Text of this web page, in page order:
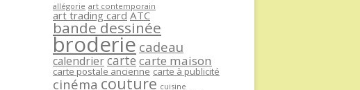
allégorie art contemporain
art trading card ATC
bande dessinée
broderie cadeau
calendriercartecarte maison
carte postale ancienne carte à publicité
cinéma couture cuisine